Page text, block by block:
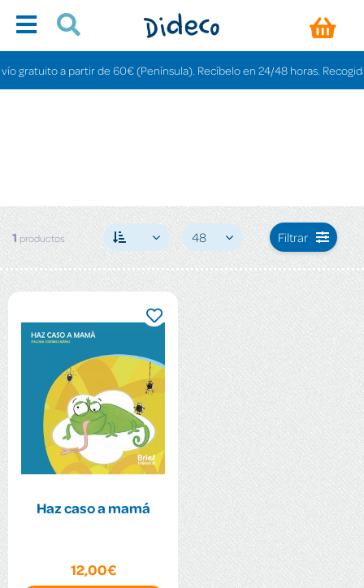
gratuito a partir de 60€ (Península). Recíbelo en 24/48 horas. Recogida
1 productos 48 Filtrar
Haz caso a mamá
12,00€